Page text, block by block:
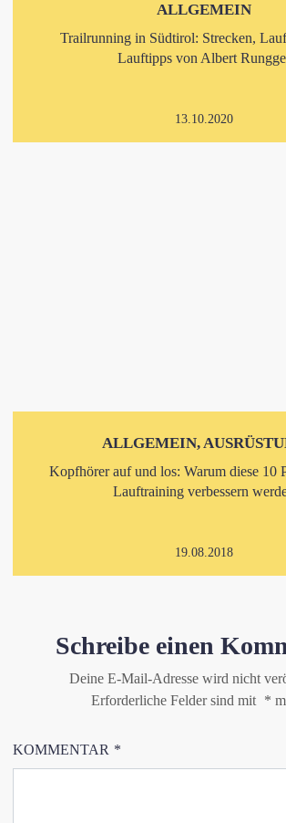
ALLGEMEIN
Trailrunning in Südtirol: Strecken,
Lauftipps von Albert
13.10.2020
ALLGEMEIN,
Kopfhörer auf und los: Warum diese 10
Lauftraining verbessern
19.08.2018
Schreibe einen
Deine E-Mail-Adresse wird nicht
Erforderliche Felder sind mit *
KOMMENTAR *